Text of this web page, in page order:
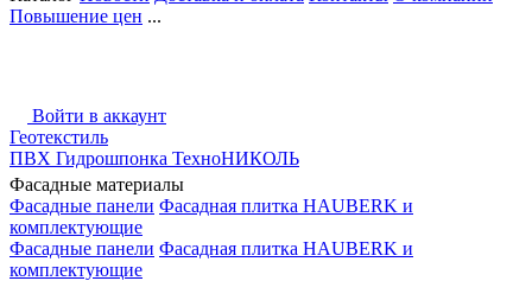
Повышение цен ...
Войти в аккаунт
Геотекстиль
ПВХ Гидрошпонка ТехноНИКОЛЬ
Фасадные материалы
Фасадные панели Фасадная плитка HAUBERK и
комплектующие
Фасадные панели Фасадная плитка HAUBERK и
комплектующие